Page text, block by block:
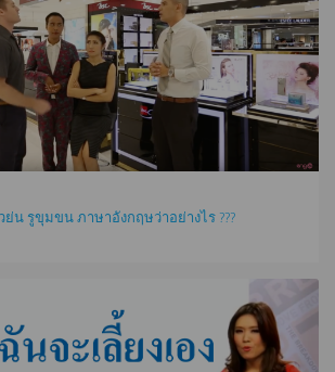
น รูขุมขน ภาษาอังกฤษว่าอย่างไร ???